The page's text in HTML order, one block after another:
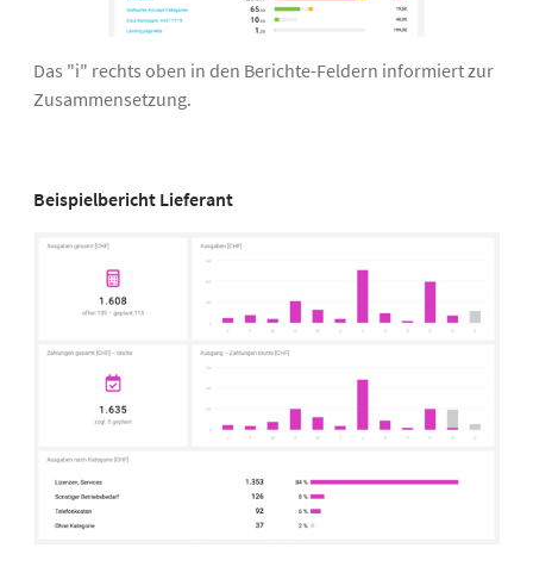
Das "i" rechts oben in den Berichte-Feldern informiert zur
Zusammensetzung.
Beispielbericht Lieferant